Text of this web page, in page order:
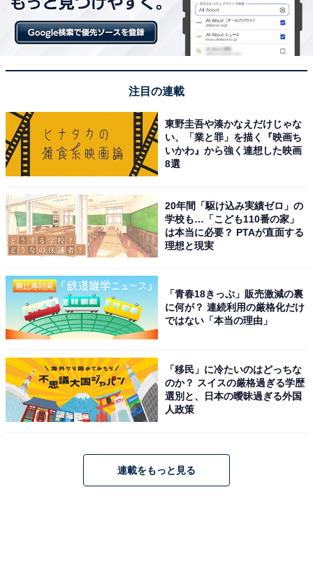
良いから」（40代女性／神奈川県）、「阿蘇の雄大な
山々の雪景色と、阿蘇高原の野菜や乳製品を楽しめるか
ら」（60代男性／愛知県）といった声が集まりました。
※回答者からのコメントは原文ママです
※記事内容は執筆時点のものです。最新の内容をご確認
ください
冬に行きたいと思う「大分県の道の駅」ランキ
注目の連載
東野圭吾や湊かなえだけじゃな
い、「業と罪」を描く『映画ち
いかわ』から強く連想した映画
8選
20年間「駆け込み実績ゼロ」の
学校も…「こども110番の家」
は本当に必要？ PTAが直面する
理想と現実
「青春18きっぷ」販売激減の裏
に何が？ 連続利用の厳格化だけ
ではない「本当の理由」
「移民」に冷たいのはどっちな
のか？ スイスの厳格過ぎる学歴
選別と、日本の曖昧過ぎる外国
人政策
連載をもっと見る